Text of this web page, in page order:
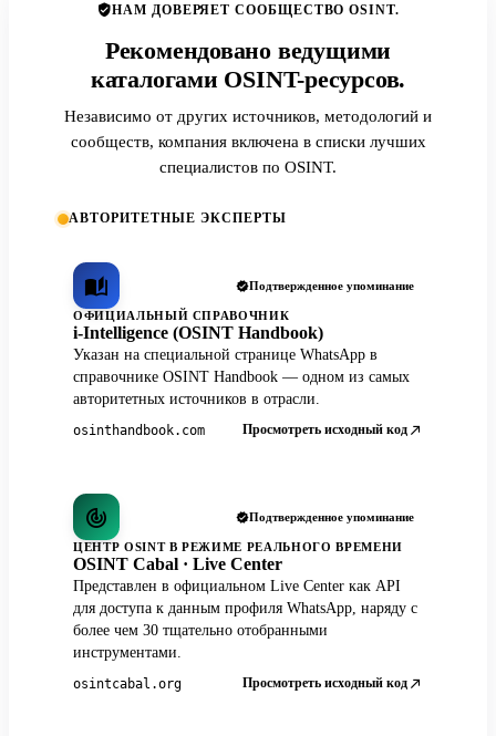
НАМ ДОВЕРЯЕТ СООБЩЕСТВО OSINT.
Рекомендовано ведущими
каталогами OSINT-ресурсов.
Независимо от других источников, методологий и
сообществ, компания включена в списки лучших
специалистов по OSINT.
АВТОРИТЕТНЫЕ ЭКСПЕРТЫ
Подтвержденное упоминание
ОФИЦИАЛЬНЫЙ СПРАВОЧНИК
i-Intelligence (OSINT Handbook)
Указан на специальной странице WhatsApp в
справочнике OSINT Handbook — одном из самых
авторитетных источников в отрасли.
osinthandbook.com Просмотреть исходный код
Подтвержденное упоминание
ЦЕНТР OSINT В РЕЖИМЕ РЕАЛЬНОГО ВРЕМЕНИ
OSINT Cabal · Live Center
Представлен в официальном Live Center как API
для доступа к данным профиля WhatsApp, наряду с
более чем 30 тщательно отобранными
инструментами.
osintcabal.org Просмотреть исходный код